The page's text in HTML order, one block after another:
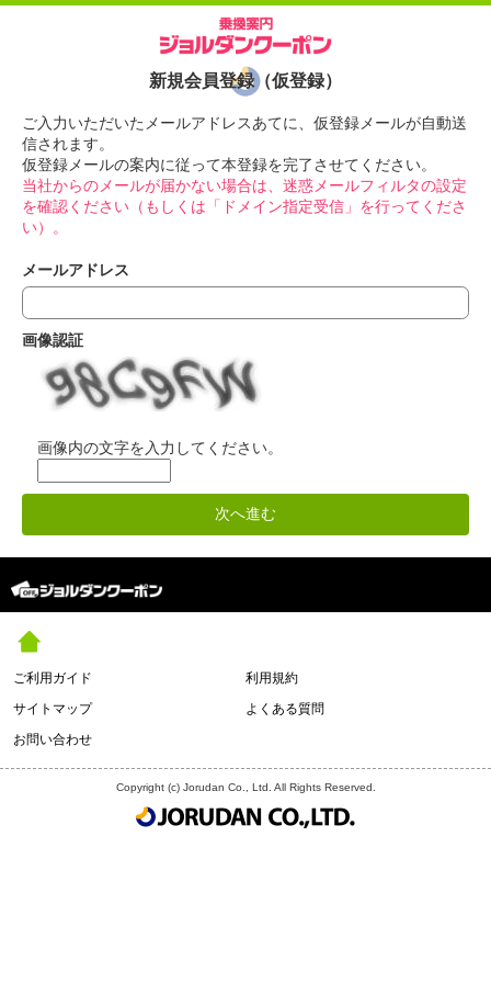
新規会員登録（仮登録）
ご入力いただいたメールアドレスあてに、仮登録メールが自動送
信されます。
仮登録メールの案内に従って本登録を完了させてください。
当社からのメールが届かない場合は、迷惑メールフィルタの設定
を確認ください（もしくは「ドメイン指定受信」を行ってくださ
い）。
メールアドレス
画像認証
画像内の文字を入力してください。
ご利用ガイド
利用規約
サイトマップ
よくある質問
お問い合わせ
Copyright (c) Jorudan Co., Ltd. All Rights Reserved.